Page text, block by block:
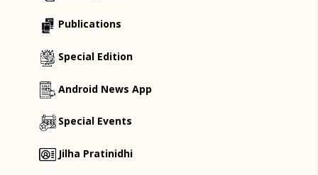
Publications
Special Edition
Android News App
Special Events
Jilha Pratinidhi